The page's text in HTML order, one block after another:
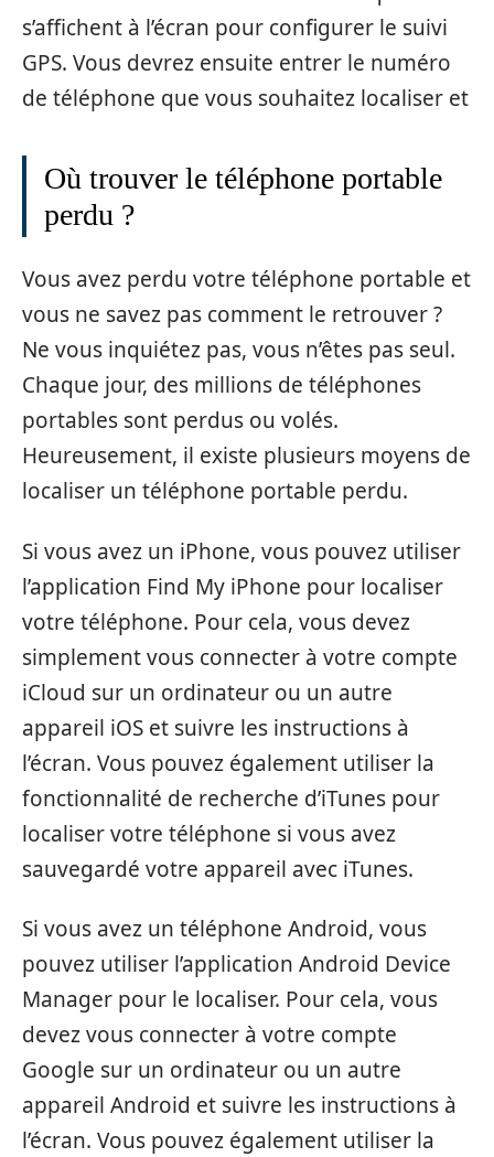
s’affichent à l’écran pour configurer le suivi
GPS. Vous devrez ensuite entrer le numéro
de téléphone que vous souhaitez localiser et
Où trouver le téléphone portable
perdu ?
Vous avez perdu votre téléphone portable et
vous ne savez pas comment le retrouver ?
Ne vous inquiétez pas, vous n’êtes pas seul.
Chaque jour, des millions de téléphones
portables sont perdus ou volés.
Heureusement, il existe plusieurs moyens de
localiser un téléphone portable perdu.
Si vous avez un iPhone, vous pouvez utiliser
l’application Find My iPhone pour localiser
votre téléphone. Pour cela, vous devez
simplement vous connecter à votre compte
iCloud sur un ordinateur ou un autre
appareil iOS et suivre les instructions à
l’écran. Vous pouvez également utiliser la
fonctionnalité de recherche d’iTunes pour
localiser votre téléphone si vous avez
sauvegardé votre appareil avec iTunes.
Si vous avez un téléphone Android, vous
pouvez utiliser l’application Android Device
Manager pour le localiser. Pour cela, vous
devez vous connecter à votre compte
Google sur un ordinateur ou un autre
appareil Android et suivre les instructions à
l’écran. Vous pouvez également utiliser la